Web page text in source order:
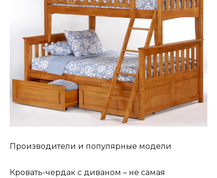
Производители и популярные модели
Кровать-чердак с диваном – не самая